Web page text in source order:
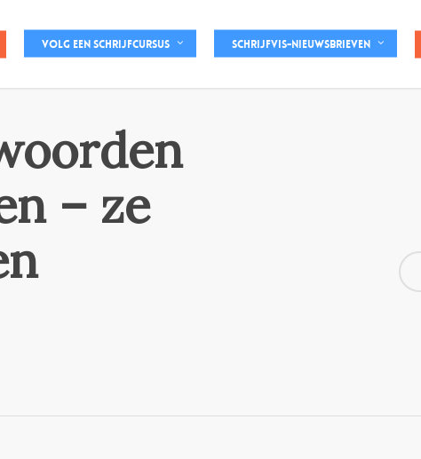
Volg een schrijfcursus Schrijfvis-nieuwsbrieven
– ze